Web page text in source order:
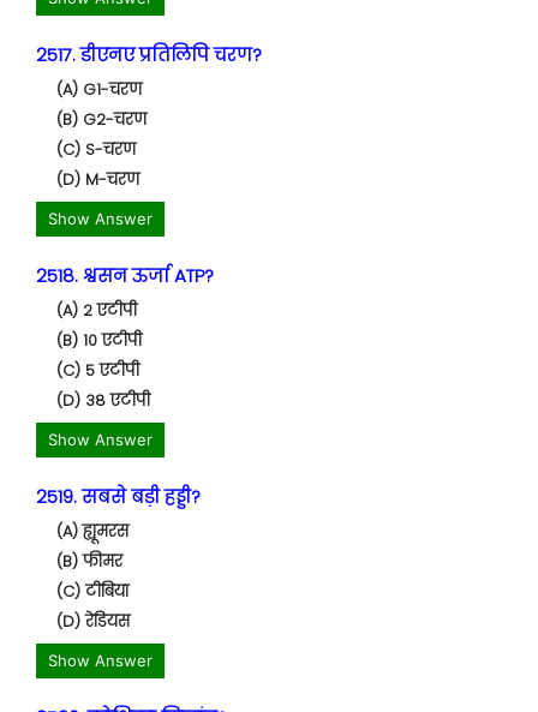
2517. डीएनए प्रतिलिपि चरण?
(A) G1-चरण
(B) G2-चरण
(C) S-चरण
(D) M-चरण
Show Answer
2518. श्वसन ऊर्जा ATP?
(A) 2 एटीपी
(B) 10 एटीपी
(C) 5 एटीपी
(D) 38 एटीपी
Show Answer
2519. सबसे बड़ी हड्डी?
(A) ह्यूमरस
(B) फीमर
(C) टीबिया
(D) रेडियस
Show Answer